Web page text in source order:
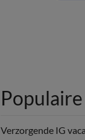
Verzorgende IG